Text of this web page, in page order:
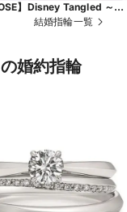
】Disney Tangled ～
Ever～結婚指輪一覧
婚約指輪